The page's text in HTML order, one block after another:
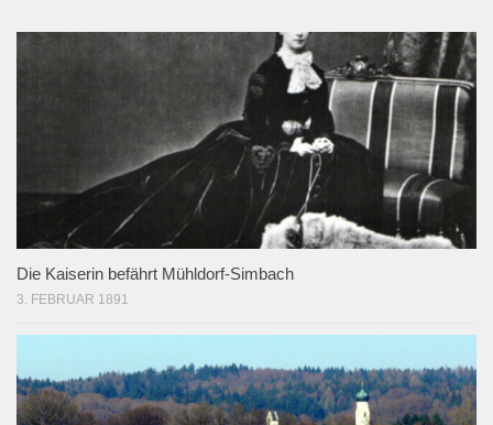
Die Kaiserin befährt Mühldorf-Simbach
3. FEBRUAR 1891